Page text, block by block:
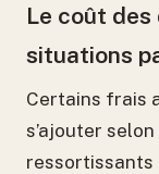
Le coût des
situations
Certains frais
s’ajouter
ressortissants